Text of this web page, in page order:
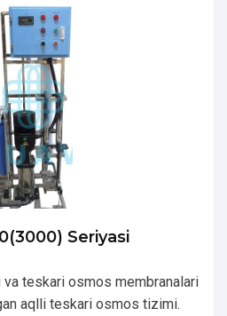
Seriyasi
teskari osmos membranalari
aqlli teskari osmos tizimi.